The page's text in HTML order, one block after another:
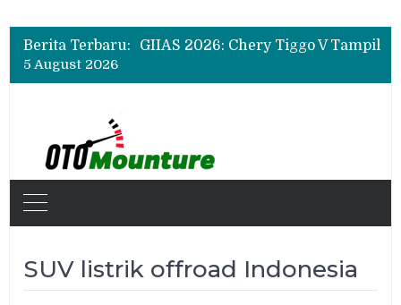
Berita Terbaru:
5 August 2026
SUV listrik offroad Indonesia